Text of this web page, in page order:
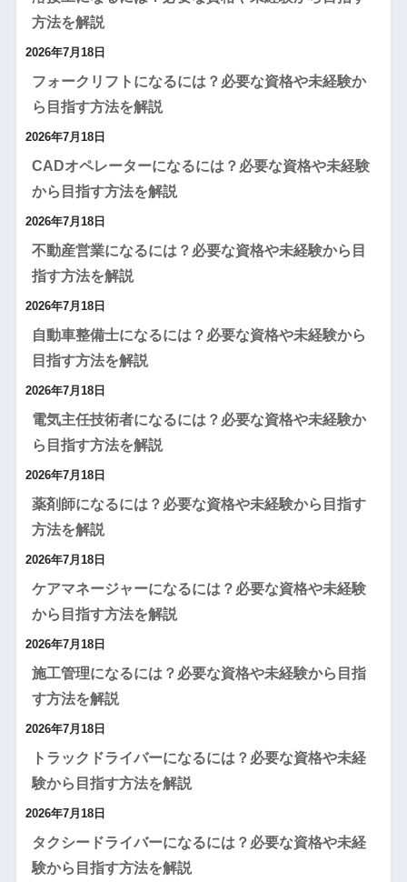
方法を解説
2026年7月18日
フォークリフトになるには？必要な資格や未経験か
ら目指す方法を解説
2026年7月18日
CADオペレーターになるには？必要な資格や未経験
から目指す方法を解説
2026年7月18日
不動産営業になるには？必要な資格や未経験から目
指す方法を解説
2026年7月18日
自動車整備士になるには？必要な資格や未経験から
目指す方法を解説
2026年7月18日
電気主任技術者になるには？必要な資格や未経験か
ら目指す方法を解説
2026年7月18日
薬剤師になるには？必要な資格や未経験から目指す
方法を解説
2026年7月18日
ケアマネージャーになるには？必要な資格や未経験
から目指す方法を解説
2026年7月18日
施工管理になるには？必要な資格や未経験から目指
す方法を解説
2026年7月18日
トラックドライバーになるには？必要な資格や未経
験から目指す方法を解説
2026年7月18日
タクシードライバーになるには？必要な資格や未経
験から目指す方法を解説